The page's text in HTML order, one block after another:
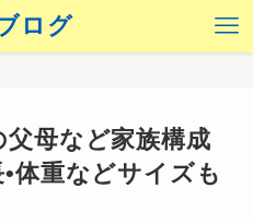
ログ
母など家族構成
体重などサイズも